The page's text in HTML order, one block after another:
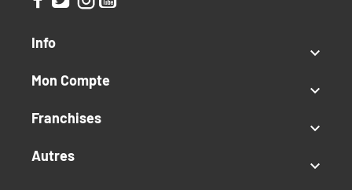
Info

Mon Compte

Franchises

Autres
